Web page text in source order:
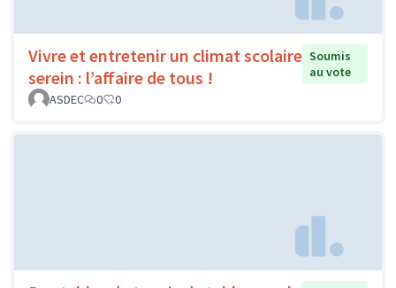
Vivre et entretenir un climat scolaire
serein : l’affaire de tous !
Soumis
au vote
ASDEC
0 0